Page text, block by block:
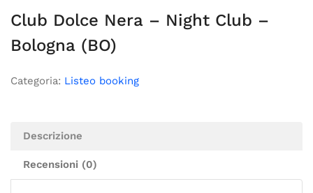
Club Dolce Nera – Night Club –
Bologna (BO)
Categoria: Listeo booking
Descrizione
Recensioni (0)